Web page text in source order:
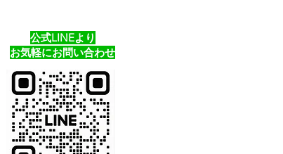
公式LINEより
​お気軽にお問い合わせ